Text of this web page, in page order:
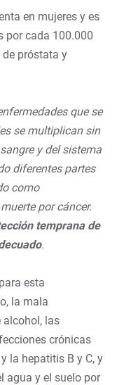
en mujeres y es
por cada 100.000
de próstata y
que se
se multiplican sin
y del sistema
diferentes partes
como
por cáncer.
temprana de
.
esta
la mala
alcohol, las
crónicas
la hepatitis B y C, y
agua y el suelo por